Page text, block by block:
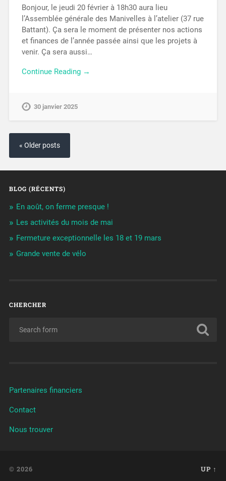
Bonjour, le jeudi 20 février à 18h30 aura lieu
l’Assemblée générale des Manivelles à l’atelier (37 rue
Battant). Ça sera le moment de présenter nos actions
et finances de l’année passée ainsi que les projets à
venir. Ça sera aussi…
Continue Reading →
30 janvier 2025
« Older posts
BLOG (RÉCENTS)
En août, on ferme presque !
Les activités du mois de mai
Fermeture exceptionnelle les 18 et 19 mars
Grande vente de vélo
CHERCHER
Partenaires financiers
Contact
Nous trouver
© 2026 UP ↑